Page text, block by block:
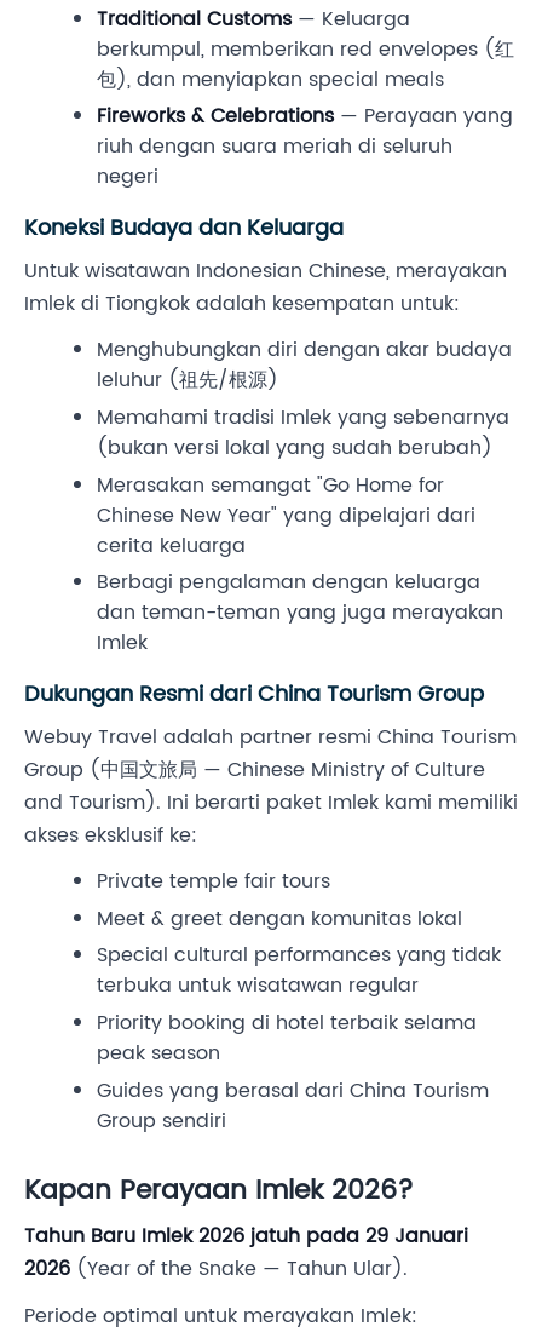
Traditional Customs— Keluarga
berkumpul, memberikan red envelopes (红
包), dan menyiapkan special meals
Fireworks & Celebrations— Perayaan yang
riuh dengan suara meriah di seluruh
negeri
Koneksi Budaya dan Keluarga
Untuk wisatawan Indonesian Chinese, merayakan
Imlek di Tiongkok adalah kesempatan untuk:
Menghubungkan diri dengan akar budaya
leluhur (祖先/根源)
Memahami tradisi Imlek yang sebenarnya
(bukan versi lokal yang sudah berubah)
Merasakan semangat "Go Home for
Chinese New Year" yang dipelajari dari
cerita keluarga
Berbagi pengalaman dengan keluarga
dan teman-teman yang juga merayakan
Imlek
Dukungan Resmi dari China Tourism Group
Webuy Travel adalah partner resmi China Tourism
Group (中国文旅局 — Chinese Ministry of Culture
and Tourism). Ini berarti paket Imlek kami memiliki
akses eksklusif ke:
Private temple fair tours
Meet & greet dengan komunitas lokal
Special cultural performances yang tidak
terbuka untuk wisatawan regular
Priority booking di hotel terbaik selama
peak season
Guides yang berasal dari China Tourism
Group sendiri
Kapan Perayaan Imlek 2026?
Tahun Baru Imlek 2026 jatuh pada 29 Januari
2026 (Year of the Snake — Tahun Ular).
Periode optimal untuk merayakan Imlek: